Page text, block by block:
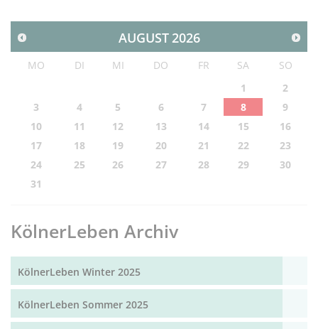
AUGUST2026
MO DI MI DO FR SA
SO
1
2
3
4 5 6 7 8
9
10
11 12 13 14 15
16
17
18 19 20 21 22
23
24
25 26 27 28 29
30
31
KölnerLeben Archiv
KölnerLeben Winter 2025
KölnerLeben Sommer 2025